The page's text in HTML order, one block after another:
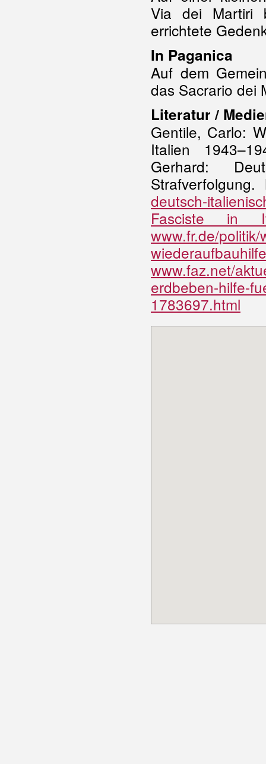
Via dei Martiri
errichtete
In Paganica
Auf dem
das Sacrario dei
Literatur /
Gentile, Carlo:
Italien
Gerhard:
deutsch-
Fasciste in
www.fr.de/
www.faz.net/
erdbeben-hilfe-
1783697.html